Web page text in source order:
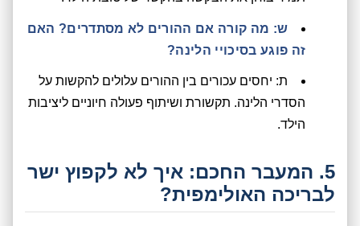
ש: מה קורה אם ההורים לא מסתדרים? האם
זה פוגע בסיכויי הלינה?
ת: יחסים עכורים בין ההורים עלולים להקשות על
הסדרי הלינה. תקשורת ושיתוף פעולה חיוניים ליציבות
הילד.
5. המעבר החכם: איך לא לקפוץ ישר
לבריכה האולימפית?